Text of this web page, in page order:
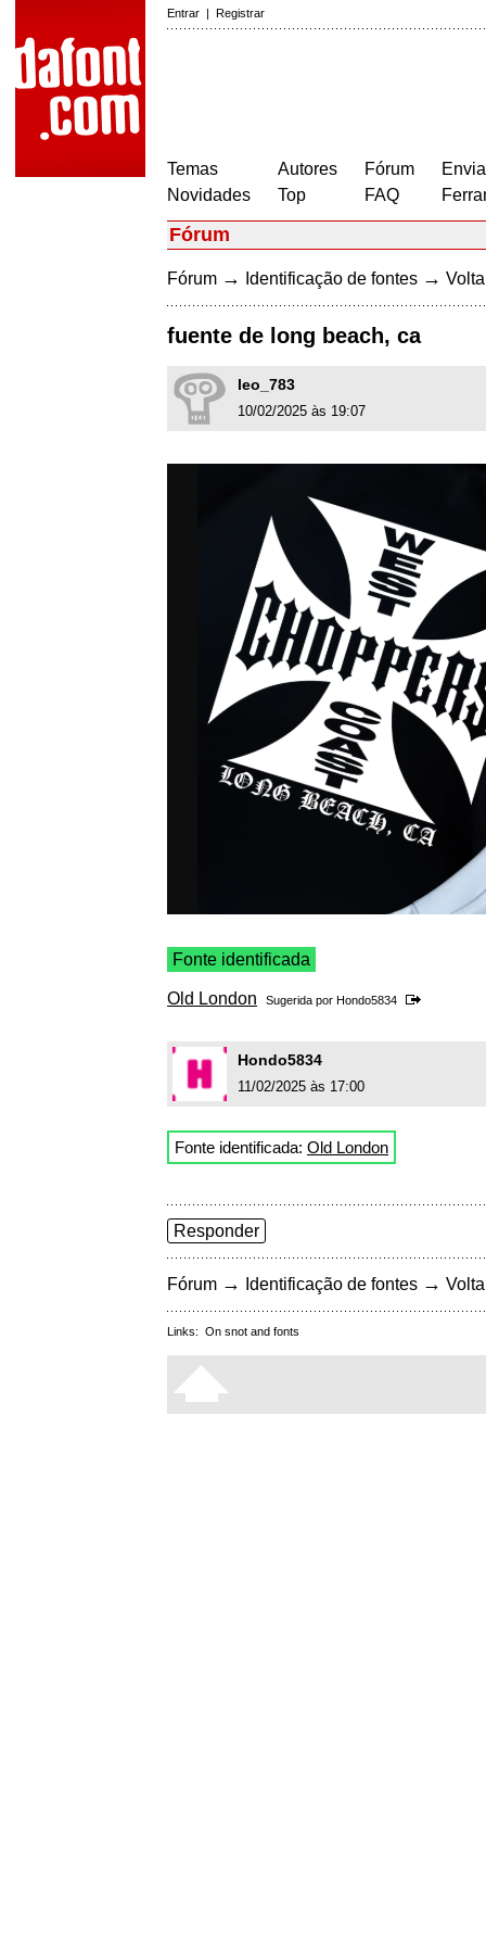
Entrar | Registrar
Temas
Novidades
Autores
Top
Fórum
FAQ
Fórum
Fórum → Identificação de fontes →
fuente de long beach, ca
leo_783
10/02/2025 às 19:07
Fonte identificada
Old London Sugerida por Hondo5834
Hondo5834
11/02/2025 às 17:00
Fonte identificada: Old London
Responder
Fórum → Identificação de fontes →
Links: On snot and fonts